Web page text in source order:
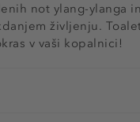
not ylang-ylanga
življenju.
v vaši kopalnici!